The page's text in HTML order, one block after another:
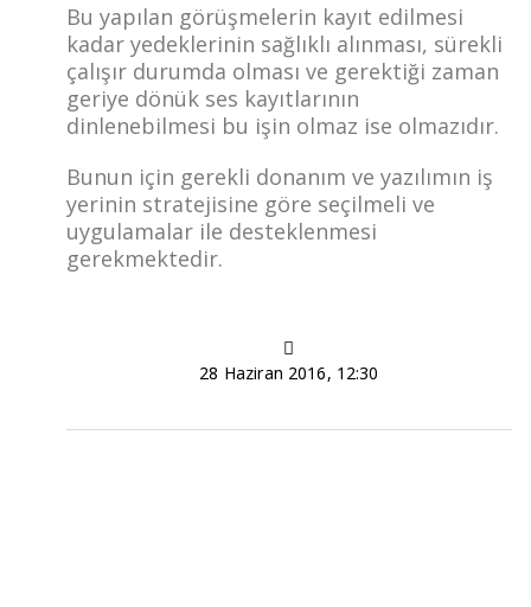
Bu yapılan görüşmelerin kayıt edilmesi
kadar yedeklerinin sağlıklı alınması, sürekli
çalışır durumda olması ve gerektiği zaman
geriye dönük ses kayıtlarının
dinlenebilmesi bu işin olmaz ise olmazıdır.
Bunun için gerekli donanım ve yazılımın iş
yerinin stratejisine göre seçilmeli ve
uygulamalar ile desteklenmesi
gerekmektedir.
28 Haziran 2016, 12:30